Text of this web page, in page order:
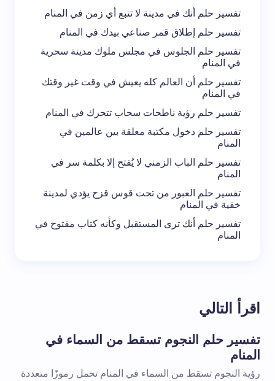
تفسير حلم أنك في مدينة لا تتبع أي زمن في المنام
تفسير حلم إطلاق قمر صناعي بيدك في المنام
تفسير حلم الجلوس في مجلس ملوك مدينة سحرية
في المنام
تفسير حلم أن العالم كله يعيش في وقت غير وقتك
في المنام
تفسير حلم رؤية ناطحات سحاب تتحرك في المنام
تفسير حلم دخول مكتبة معلقة بين عالمين في
المنام
تفسير حلم الباب الزمني لا يُفتح إلا بكلمة سر في
المنام
تفسير حلم العبور من تحت قوس قزح يؤدي لمدينة
خفية في المنام
تفسير حلم أنك ترى المستقبل وكأنه كتاب مفتوح في
المنام
اقرأ التالي
تفسير حلم النجوم تسقط من السماء في
المنام
رؤية النجوم تسقط من السماء في المنام تحمل رموزًا متعددة